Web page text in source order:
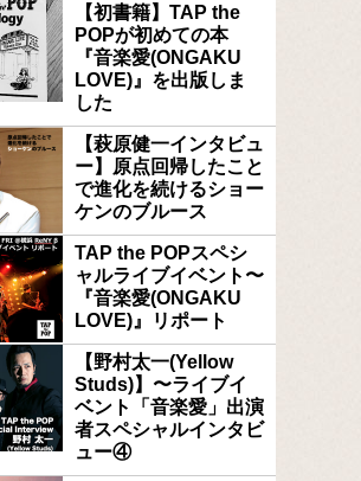
【初書籍】TAP the
POPが初めての本
『音楽愛(ONGAKU
LOVE)』を出版しま
した
【萩原健一インタビュ
ー】原点回帰したこと
で進化を続けるショー
ケンのブルース
TAP the POPスペシ
ャルライブイベント〜
『音楽愛(ONGAKU
LOVE)』リポート
【野村太一(Yellow
Studs)】〜ライブイ
ベント「音楽愛」出演
者スペシャルインタビ
ュー④